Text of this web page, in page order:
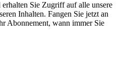
Sie Zugriff auf alle unsere
Inhalten. Fangen Sie jetzt an
Abonnement, wann immer Sie